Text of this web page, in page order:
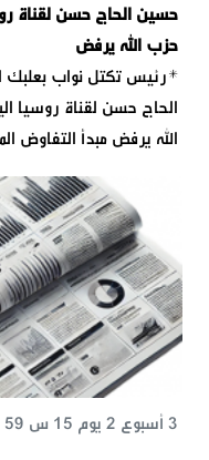
حسين الحاج حسن لقناة
حزب الله يرفض
*رئيس تكتل نواب بعلبك
الحاج حسن لقناة روسيا
الله يرفض مبدأ التفاوض
3 أسبوع 2 يوم 15 س 59 د 13 ث